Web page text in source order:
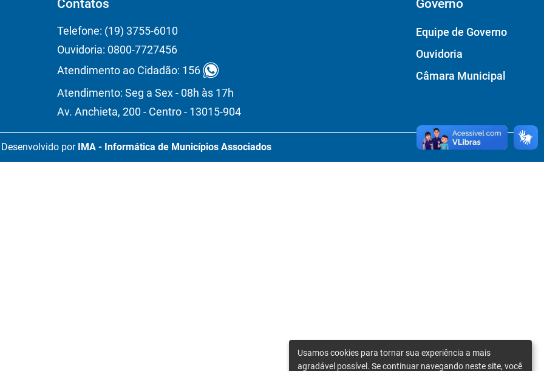
Contatos
Telefone: (19) 3755-6010
Ouvidoria: 0800-7727456
Atendimento ao Cidadão: 156
Atendimento: Seg a Sex - 08h às 17h
Av. Anchieta, 200 - Centro - 13015-904
Governo
Equipe de Governo
Ouvidoria
Câmara Municipal
Desenvolvido por IMA - Informática de Municípios Associados
Usamos cookies para tornar sua experiência a mais
agradável possível. Se continuar navegando neste site, você